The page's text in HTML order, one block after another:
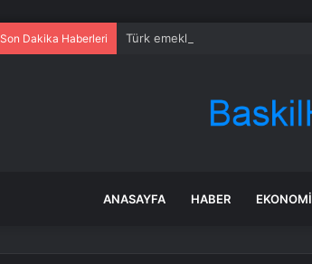
Son Dakika Haberleri Türk emeklisi çalışırken ölüyor
ANASAYFA HABER EKONOMI